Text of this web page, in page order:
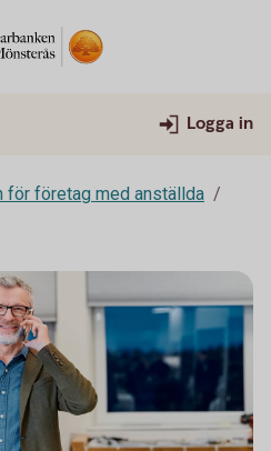
Logga in
för företag med anställda